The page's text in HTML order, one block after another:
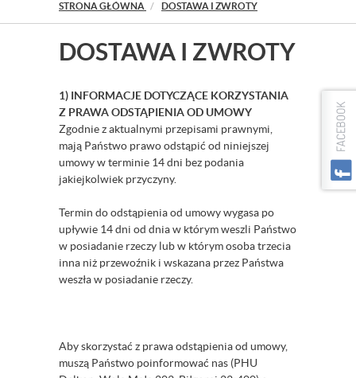
STRONA GŁÓWNA DOSTAWA I ZWROTY
DOSTAWA I ZWROTY
1) INFORMACJE DOTYCZĄCE KORZYSTANIA
Z PRAWA ODSTĄPIENIA OD UMOWY
Zgodnie z aktualnymi przepisami prawnymi,
mają Państwo prawo odstąpić od niniejszej
umowy w terminie 14 dni bez podania
jakiejkolwiek przyczyny.
Termin do odstąpienia od umowy wygasa po
upływie 14 dni od dnia w którym weszli Państwo
w posiadanie rzeczy lub w którym osoba trzecia
inna niż przewoźnik i wskazana przez Państwa
weszła w posiadanie rzeczy.
Aby skorzystać z prawa odstąpienia od umowy,
muszą Państwo poinformować nas (PHU